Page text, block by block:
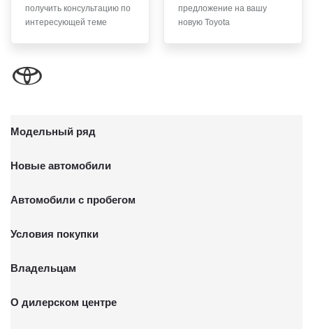
письменного заявления Обществу заказным почтовым
ТПЗ «Алтуфьево», вл. 5, стр. 1.
получить консультацию по
интересующей теме
предложение на вашу
новую Toyota
Модельный ряд
Новые автомобили
Автомобили с пробегом
Условия покупки
Владельцам
О дилерском центре